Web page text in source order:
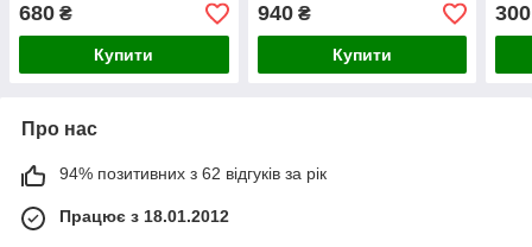
680 ₴
Купити
940₴
Купити
300
Про нас
94% позитивних з 62 відгуків за рік
Працює з 18.01.2012